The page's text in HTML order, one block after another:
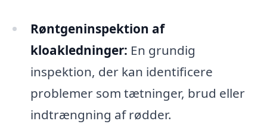
Røntgeninspektion af
kloakledninger: En grundig
inspektion, der kan identificere
problemer som tætninger, brud eller
indtrængning af rødder.